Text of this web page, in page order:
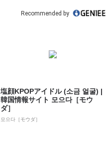
Recommended by
塩顔KPOPアイドル (소금 얼굴) |
韓国情報サイト 모으다［モウ
ダ］
모으다［モウダ］